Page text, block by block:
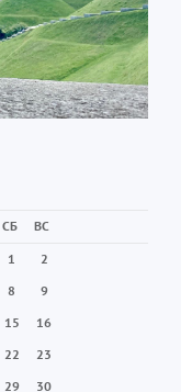
СБ
ВС
1
2
8
9
15
16
22
23
29
30